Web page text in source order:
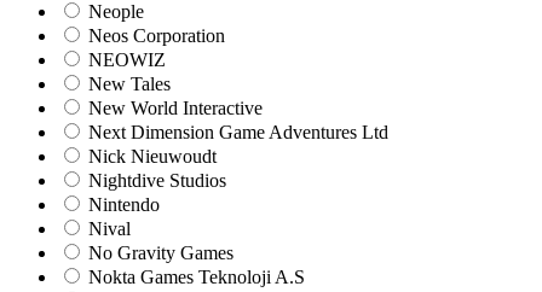
Neople
Neos Corporation
NEOWIZ
New Tales
New World Interactive
Next Dimension Game Adventures Ltd
Nick Nieuwoudt
Nightdive Studios
Nintendo
Nival
No Gravity Games
Nokta Games Teknoloji A.S